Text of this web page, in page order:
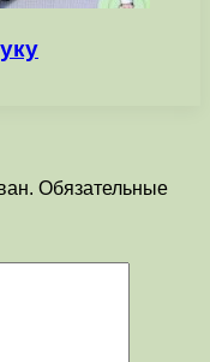
Обязательные